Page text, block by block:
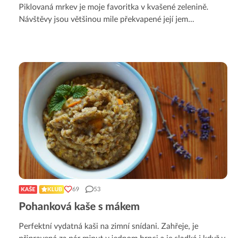
Piklovaná mrkev je moje favoritka v kvašené zelenině.
Návštěvy jsou většinou mile překvapené její jem...
KAŠE KLUB 69 53
Pohanková kaše s mákem
Perfektní vydatná kaši na zimní snídani. Zahřeje, je